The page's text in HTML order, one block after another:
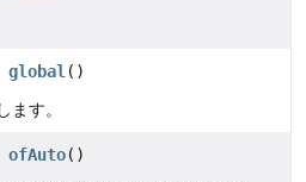
global ()
ます。
ofAuto()